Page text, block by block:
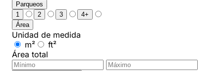
Parqueos
1
2 3
4+
Área
Unidad de medida
m²
ft²
Área total